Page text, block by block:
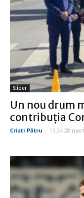
Slider
Un nou drum
contribuţia
Cristi Pătru - 15:24 28